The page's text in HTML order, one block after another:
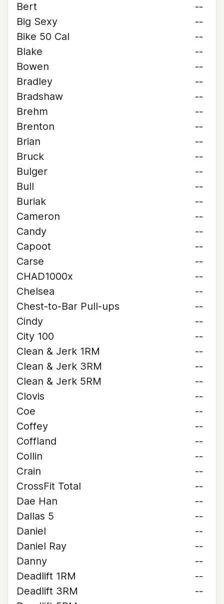
Bert
--
Big Sexy
--
Bike 50 Cal
--
Blake
--
Bowen
--
Bradley
--
Bradshaw
--
Brehm
--
Brenton
--
Brian
--
Bruck
--
Bulger
--
Bull
--
Buriak
--
Cameron
--
Candy
--
Capoot
--
Carse
--
CHAD1000x
--
Chelsea
--
Chest-to-Bar Pull-ups
--
Cindy
--
City 100
--
Clean & Jerk 1RM
--
Clean & Jerk 3RM
--
Clean & Jerk 5RM
--
Clovis
--
Coe
--
Coffey
--
Coffland
--
Collin
--
Crain
--
CrossFit Total
--
Dae Han
--
Dallas 5
--
Daniel
--
Daniel Ray
--
Danny
--
Deadlift 1RM
--
Deadlift 3RM
--